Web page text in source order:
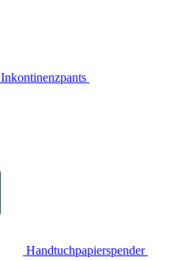
Inkontinenzpants
Handtuchpapierspender